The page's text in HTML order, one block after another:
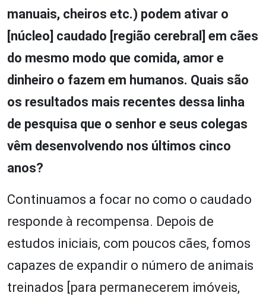
manuais, cheiros etc.) podem ativar o
[núcleo] caudado [região cerebral] em cães
do mesmo modo que comida, amor e
dinheiro o fazem em humanos. Quais são
os resultados mais recentes dessa linha
de pesquisa que o senhor e seus colegas
vêm desenvolvendo nos últimos cinco
anos?
Continuamos a focar no como o caudado
responde à recompensa. Depois de
estudos iniciais, com poucos cães, fomos
capazes de expandir o número de animais
treinados [para permanecerem imóveis,